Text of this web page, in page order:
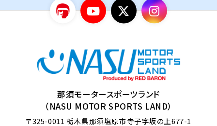
那須モータースポーツランド
（NASU MOTOR SPORTS LAND）
〒325-0011 栃木県那須塩原市寺子字坂の上677-1